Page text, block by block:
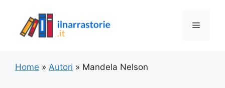
contenuto
Menu
Home » Autori » Mandela Nelson